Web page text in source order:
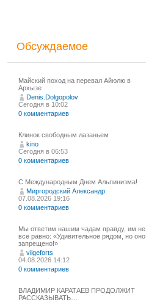
Обсуждаемое
Майский поход на перевал Айюлю в
Архызе
Denis.Dolgopolov
Сегодня в 10:02
0 комментариев
Клинок свободным лазаньем
kino
Сегодня в 06:53
0 комментариев
С Международным Днем Альпинизма!⁠
Миргородский Александр
07.08.2026 19:16
0 комментариев
Мы ответим нашим чадам правду, им не
все равно: «Удивительное рядом, но оно
запрещено!»
vilgeforts
04.08.2026 14:12
0 комментариев
ВЛАДИМИР КАРАТАЕВ ПРОДОЛЖИТ
РАССКАЗЫВАТЬ…